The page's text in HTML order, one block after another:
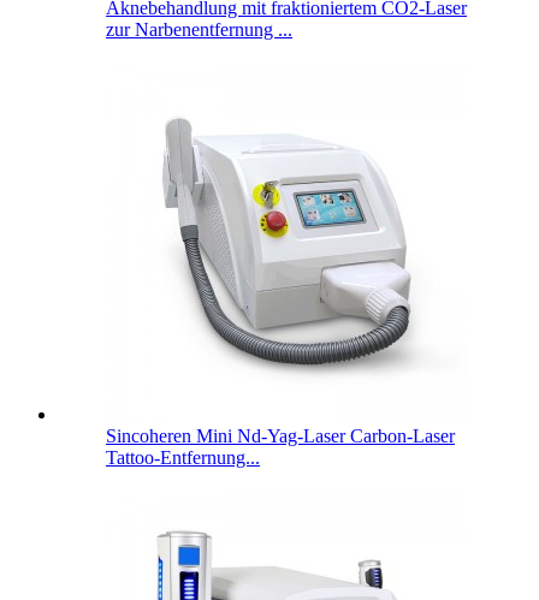
Aknebehandlung mit fraktioniertem CO2-Laser
zur Narbenentfernung ...
Sincoheren Mini Nd-Yag-Laser Carbon-Laser
Tattoo-Entfernung...